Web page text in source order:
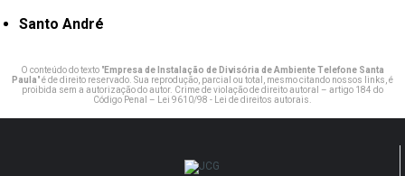
Santo André
O conteúdo do texto "Empresa de Instalação de Divisória de Ambiente Telefone Santa
Paula" é de direito reservado. Sua reprodução, parcial ou total, mesmo citando nossos links, é
proibida sem a autorização do autor. Crime de violação de direito autoral – artigo 184 do
Código Penal – Lei 9610/98 - Lei de direitos autorais.